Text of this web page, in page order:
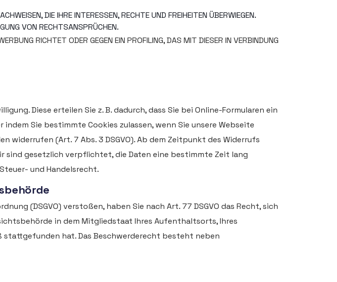
DIE IHRE INTERESSEN, RECHTE UND FREIHEITEN ÜBERWIEGEN.
VON RECHTSANSPRÜCHEN.
RICHTET ODER GEGEN EIN PROFILING, DAS MIT DIESER IN VERBINDUNG
Diese erteilen Sie z. B. dadurch, dass Sie bei Online-Formularen ein
Sie bestimmte Cookies zulassen, wenn Sie unsere Webseite
widerrufen (Art. 7 Abs. 3 DSGVO). Ab dem Zeitpunkt des Widerrufs
sind gesetzlich verpflichtet, die Daten eine bestimmte Zeit lang
und Handelsrecht.
(DSGVO) verstoßen, haben Sie nach Art. 77 DSGVO das Recht, sich
in dem Mitgliedstaat Ihres Aufenthaltsorts, Ihres
stattgefunden hat. Das Beschwerderecht besteht neben